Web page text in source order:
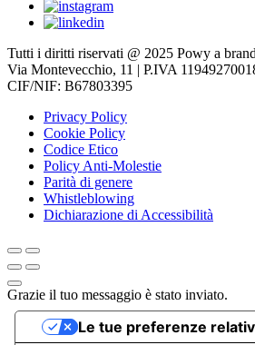
Tutti i diritti riservati @ 2025 Powy a
Via Montevecchio, 11 | P.IVA
CIF/NIF: B67803395
Privacy Policy
Cookie Policy
Codice Etico
Policy Anti-Molestie
Parità di genere
Whistleblowing
Dichiarazione di Accessibilità
Grazie il tuo messaggio è stato inviato.
Le tue preferenze